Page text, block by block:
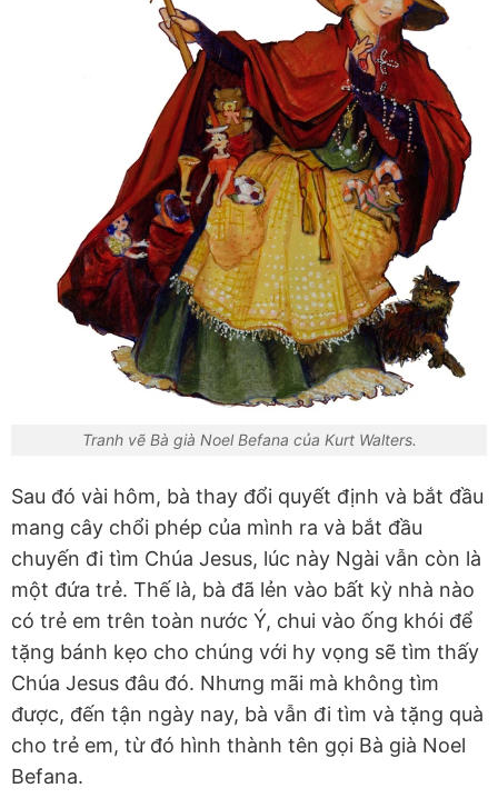
Tranh vẽ Bà già Noel Befana của Kurt Walters.
Sau đó vài hôm, bà thay đổi quyết định và bắt đầu
mang cây chổi phép của mình ra và bắt đầu
chuyến đi tìm Chúa Jesus, lúc này Ngài vẫn còn là
một đứa trẻ. Thế là, bà đã lẻn vào bất kỳ nhà nào
có trẻ em trên toàn nước Ý, chui vào ống khói để
tặng bánh kẹo cho chúng với hy vọng sẽ tìm thấy
Chúa Jesus đâu đó. Nhưng mãi mà không tìm
được, đến tận ngày nay, bà vẫn đi tìm và tặng quà
cho trẻ em, từ đó hình thành tên gọi Bà già Noel
Befana.